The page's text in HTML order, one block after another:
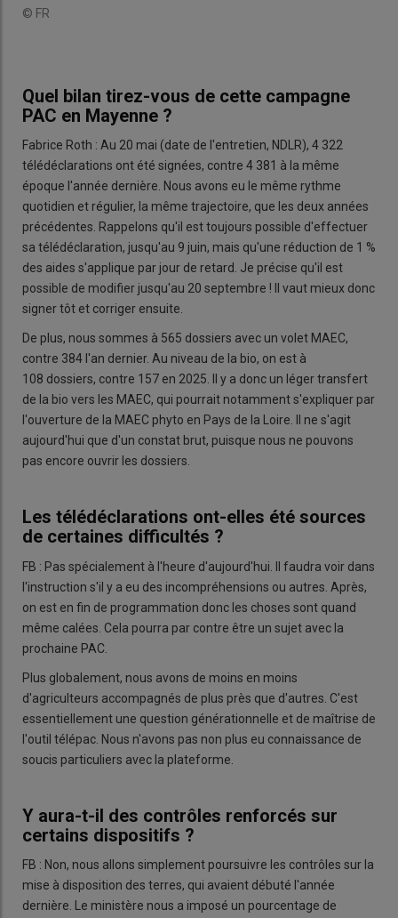
© FR
Quel bilan tirez-vous de cette campagne
PAC en Mayenne ?
Fabrice Roth : Au 20 mai (date de l'entretien, NDLR), 4 322
télédéclarations ont été signées, contre 4 381 à la même
époque l'année dernière. Nous avons eu le même rythme
quotidien et régulier, la même trajectoire, que les deux années
précédentes. Rappelons qu'il est toujours possible d'effectuer
sa télédéclaration, jusqu'au 9 juin, mais qu'une réduction de 1 %
des aides s'applique par jour de retard. Je précise qu'il est
possible de modifier jusqu'au 20 septembre ! Il vaut mieux donc
signer tôt et corriger ensuite.
De plus, nous sommes à 565 dossiers avec un volet MAEC,
contre 384 l'an dernier. Au niveau de la bio, on est à
108 dossiers, contre 157 en 2025. Il y a donc un léger transfert
de la bio vers les MAEC, qui pourrait notamment s'expliquer par
l'ouverture de la MAEC phyto en Pays de la Loire. Il ne s'agit
aujourd'hui que d'un constat brut, puisque nous ne pouvons
pas encore ouvrir les dossiers.
Les télédéclarations ont-elles été sources
de certaines difficultés ?
FB : Pas spécialement à l'heure d'aujourd'hui. Il faudra voir dans
l'instruction s'il y a eu des incompréhensions ou autres. Après,
on est en fin de programmation donc les choses sont quand
même calées. Cela pourra par contre être un sujet avec la
prochaine PAC.
Plus globalement, nous avons de moins en moins
d'agriculteurs accompagnés de plus près que d'autres. C'est
essentiellement une question générationnelle et de maîtrise de
l'outil télépac. Nous n'avons pas non plus eu connaissance de
soucis particuliers avec la plateforme.
Y aura-t-il des contrôles renforcés sur
certains dispositifs ?
FB : Non, nous allons simplement poursuivre les contrôles sur la
mise à disposition des terres, qui avaient débuté l'année
dernière. Le ministère nous a imposé un pourcentage de